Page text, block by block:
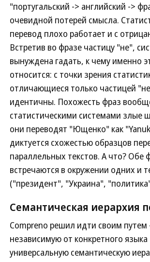
"португальский -> английский ->
очевидной потерей смысла.
перевод плохо работает и с
Встретив во фразе частицу "не",
вынуждена гадать, к чему именно
относится: с точки зрения
отличающиеся только частицей
идентичны. Похожесть фраз
статистическими системами злые
они переводят "Ющенко" как
диктуется схожестью образцов
параллельных текстов. А что? Обе
встречаются в окружении одних и
("президент", "Украина",
Семантическая иерархия
Compreno решил идти своим
независимую от конкретного языка
универсальную семантическую